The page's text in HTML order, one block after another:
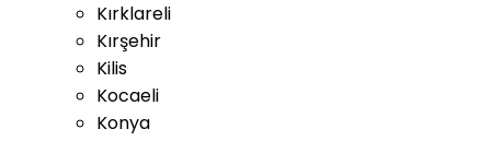
Kırklareli
Kırşehir
Kilis
Kocaeli
Konya